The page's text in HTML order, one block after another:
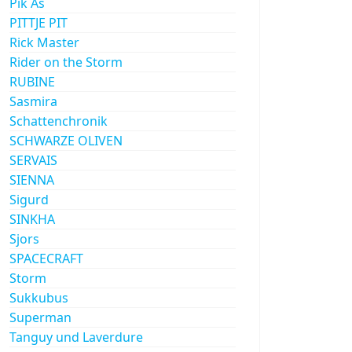
PITTJE PIT
Rick Master
Rider on the Storm
RUBINE
Sasmira
Schattenchronik
SCHWARZE OLIVEN
SERVAIS
SIENNA
Sigurd
SINKHA
Sjors
SPACECRAFT
Storm
Sukkubus
Superman
Tanguy und Laverdure